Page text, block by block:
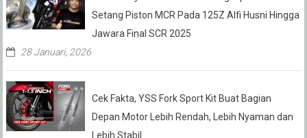
Setang Piston MCR Pada 125Z Alfi Husni Hingga
Jawara Final SCR 2025
28 Januari, 2026
Cek Fakta, YSS Fork Sport Kit Buat Bagian
Depan Motor Lebih Rendah, Lebih Nyaman dan
Lebih Stabil